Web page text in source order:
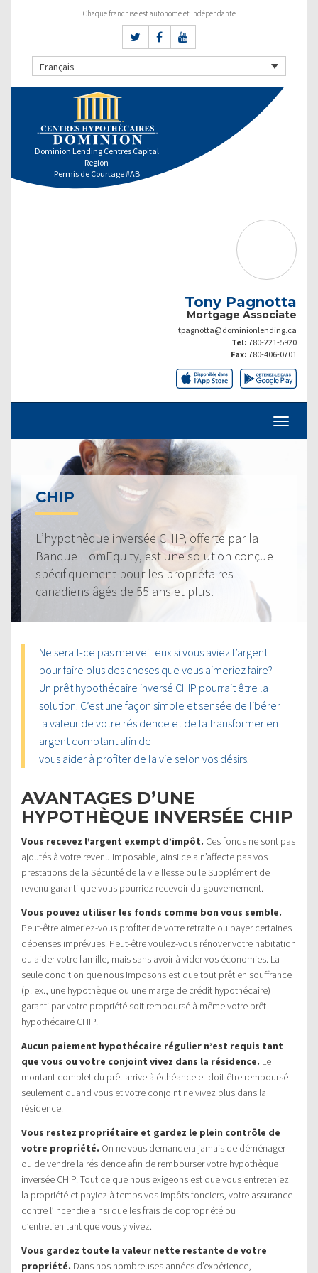
Chaque franchise est autonome et indépendante
Français
Dominion Lending Centres Capital
Region
Permis de Courtage #AB
Tony Pagnotta
Mortgage Associate
tpagnotta@dominionlending.ca
Tel: 780-221-5920
Fax: 780-406-0701
CHIP
L’hypothèque inversée CHIP, offerte par la
Banque HomEquity, est une solution conçue
spécifiquement pour les propriétaires
canadiens âgés de 55 ans et plus.
Ne serait-ce pas merveilleux si vous aviez l’argent
pour faire plus des choses que vous aimeriez faire?
Un prêt hypothécaire inversé CHIP pourrait être la
solution. C’est une façon simple et sensée de libérer
la valeur de votre résidence et de la transformer en
argent comptant afin de
vous aider à profiter de la vie selon vos désirs.
AVANTAGES D’UNE
HYPOTHÈQUE INVERSÉE CHIP
Vous recevez l’argent exempt d’impôt. Ces fonds ne sont pas
ajoutés à votre revenu imposable, ainsi cela n’affecte pas vos
prestations de la Sécurité de la vieillesse ou le Supplément de
revenu garanti que vous pourriez recevoir du gouvernement.
Vous pouvez utiliser les fonds comme bon vous semble.
Peut-être aimeriez-vous profiter de votre retraite ou payer certaines
dépenses imprévues. Peut-être voulez-vous rénover votre habitation
ou aider votre famille, mais sans avoir à vider vos économies. La
seule condition que nous imposons est que tout prêt en souffrance
(p. ex., une hypothèque ou une marge de crédit hypothécaire)
garanti par votre propriété soit remboursé à même votre prêt
hypothécaire CHIP.
Aucun paiement hypothécaire régulier n’est requis tant
que vous ou votre conjoint vivez dans la résidence. Le
montant complet du prêt arrive à échéance et doit être remboursé
seulement quand vous et votre conjoint ne vivez plus dans la
résidence.
Vous restez propriétaire et gardez le plein contrôle de
votre propriété. On ne vous demandera jamais de déménager
ou de vendre la résidence afin de rembourser votre hypothèque
inversée CHIP. Tout ce que nous exigeons est que vous entreteniez
la propriété et payiez à temps vos impôts fonciers, votre assurance
contre l’incendie ainsi que les frais de copropriété ou
d’entretien tant que vous y vivez.
Vous gardez toute la valeur nette restante de votre
propriété. Dans nos nombreuses années d’expérience,